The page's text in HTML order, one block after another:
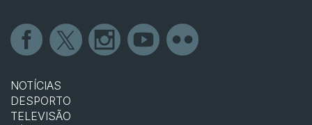
NOTÍCIAS
DESPORTO
TELEVISÃO